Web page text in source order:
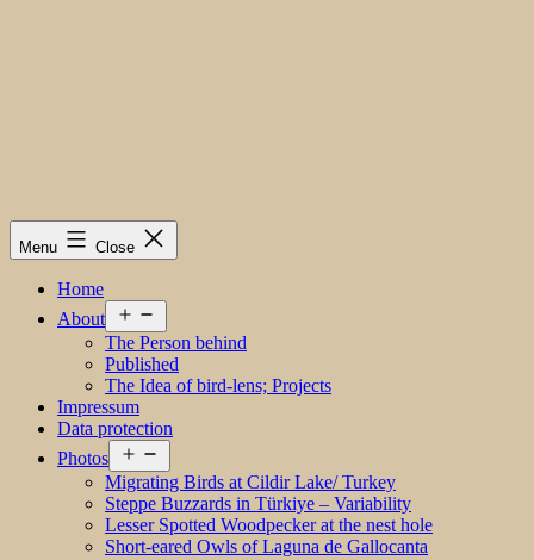
Menu Close
Home
About
menu
The Person behind
Published
The Idea of bird-lens; Projects
Impressum
Data protection
Photos
menu
Migrating Birds at Cildir Lake/ Turkey
Steppe Buzzards in Türkiye – Variability
Lesser Spotted Woodpecker at the nest hole
Short-eared Owls of Laguna de Gallocanta